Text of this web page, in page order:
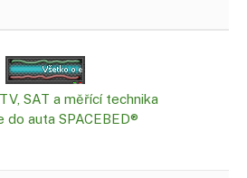
SAT a měřící technika
do auta SPACEBED®